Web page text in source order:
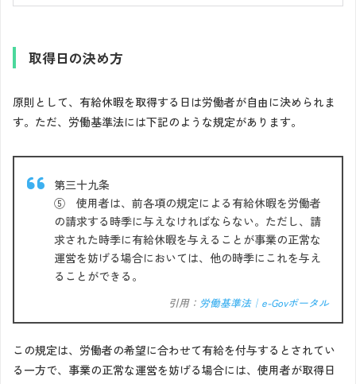
取得日の決め方
原則として、有給休暇を取得する日は労働者が自由に決められま
す。ただ、労働基準法には下記のような規定があります。
第三十九条
⑤ 使用者は、前各項の規定による有給休暇を労働者
の請求する時季に与えなければならない。ただし、請
求された時季に有給休暇を与えることが事業の正常な
運営を妨げる場合においては、他の時季にこれを与え
ることができる。
引用： 労働基準法｜e-Govポータル
この規定は、労働者の希望に合わせて有給を付与するとされてい
る一方で、事業の正常な運営を妨げる場合には、使用者が取得日